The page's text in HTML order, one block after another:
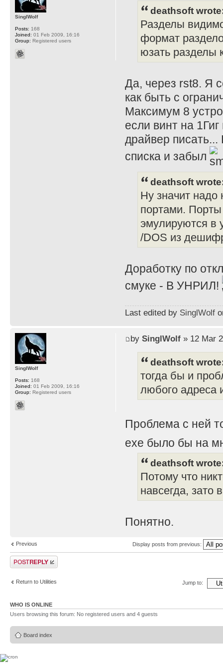
deathsoft
Разделы
формат
юзать разделы
Да, через rst8. Я
как быть с
Максимум 8
если винт на
драйвер
списка и забыл
deathsoft
Ну значит
портами.
эмулируются в
/DOS из
Доработку по
смуке - В УНРИЛ!
Last edited by SinglWolf
SinglWolf
Posts: 168
Joined: 01 Feb 2009, 16:16
Group: Registered users
by SinglWolf» 12 Mar
deathsoft
тогда бы и
любого адреса
Проблема с ней
exe было бы на
deathsoft
Потому что
навсегда, зато
Понятно.
SinglWolf
Posts: 168
Joined: 01 Feb 2009, 16:16
Group: Registered users
Previous Display posts from previous:
Post a reply
Return to Utilities Jump to:
WHO IS ONLINE
Users browsing this forum: No registered users and 4 guests
Board index